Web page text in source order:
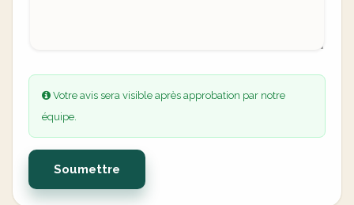
Votre avis sera visible après approbation par notre
équipe.
Soumettre